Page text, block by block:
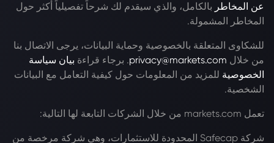
عن المخاطر بالكامل، والذي سيقدم لك شرحاً تفصيلياً أكثر حول
المخاطر المشمولة.
للشكاوى المتعلقة بالخصوصية وحماية البيانات، يرجى الاتصال بنا
من خلال privacy@markets.com. برجاء قراءة بيان سياسة
الخصوصية للمزيد من المعلومات حول كيفية التعامل مع البيانات
الشخصية.
تعمل markets.com من خلال الشركات التابعة لها التالية:
شركة Safecap المحدودة للاستثمارات، وهي شركة مرخصة من